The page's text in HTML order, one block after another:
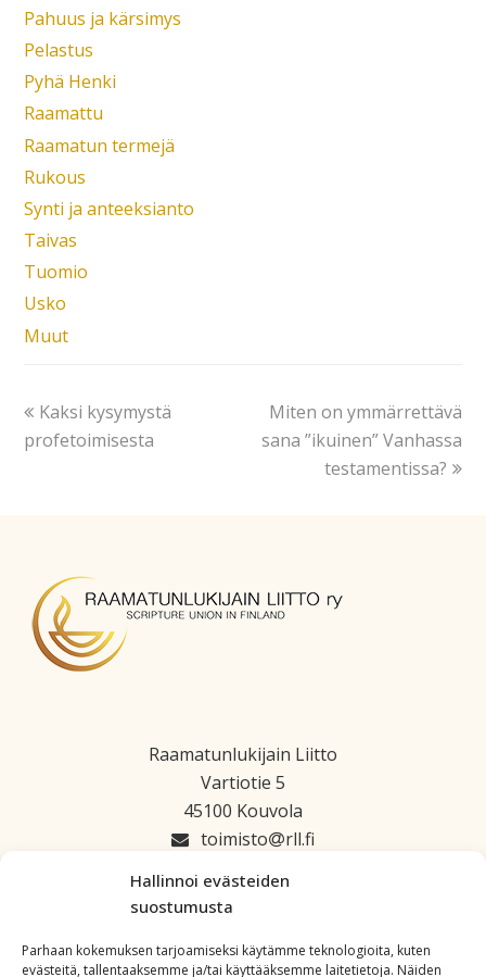
Hallinnoi evästeiden
suostumusta
Parhaan kokemuksen tarjoamiseksi käytämme teknologioita, kuten
evästeitä, tallentaaksemme ja/tai käyttääksemme laitetietoja. Näiden
Pahuus ja kärsimys
Pelastus
Pyhä Henki
Raamattu
Raamatun termejä
Rukous
Synti ja anteeksianto
Taivas
Tuomio
Usko
Muut
Kaksi kysymystä
profetoimisesta
Miten on ymmärrettävä
sana ”ikuinen” Vanhassa
testamentissa?
Raamatunlukijain Liitto
Vartiotie 5
45100 Kouvola
toimisto
rll.fi